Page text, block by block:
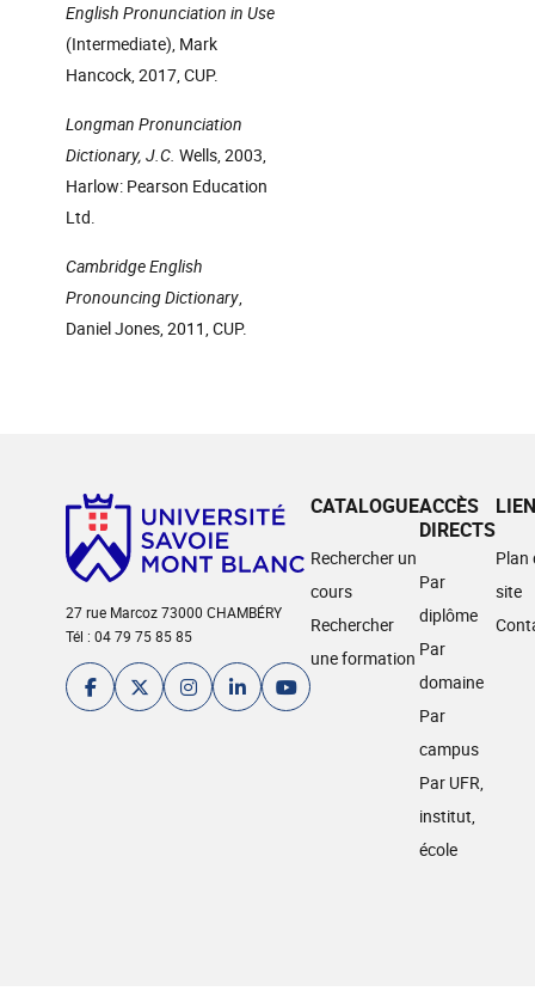
English Pronunciation in Use
(Intermediate), Mark
Hancock, 2017, CUP.
Longman Pronunciation
Dictionary, J.C. Wells, 2003,
Harlow: Pearson Education
Ltd.
Cambridge English
Pronouncing Dictionary,
Daniel Jones, 2011, CUP.
27 rue Marcoz 73000 CHAMBÉRY
Tél : 04 79 75 85 85
CATALOGUE
Rechercher un
cours
Rechercher
une formation
ACCÈS
DIRECTS
Par
diplôme
Par
domaine
Par
campus
Par UFR,
institut,
école
Plan
site